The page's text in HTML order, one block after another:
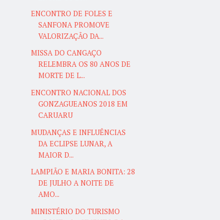
ENCONTRO DE FOLES E
SANFONA PROMOVE
VALORIZAÇÃO DA...
MISSA DO CANGAÇO
RELEMBRA OS 80 ANOS DE
MORTE DE L...
ENCONTRO NACIONAL DOS
GONZAGUEANOS 2018 EM
CARUARU
MUDANÇAS E INFLUÊNCIAS
DA ECLIPSE LUNAR, A
MAIOR D...
LAMPIÃO E MARIA BONITA: 28
DE JULHO A NOITE DE
AMO...
MINISTÉRIO DO TURISMO